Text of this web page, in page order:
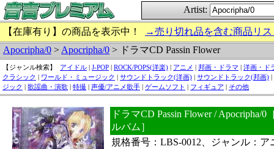
Artist:
【在庫有り】の商品を表示中！
→売り切れ品を含む商品リ
Apocripha/0 > Apocripha/0 > ドラマCD Passin Flower
【ジャンル検索】 アイドル | J-POP | ROCK/POPS(洋楽) | アニメ | 邦画・ドラマ | 洋画・ド
クラシック | ワールド・ミュージック | サウンドトラック(洋画) | サウンドトラック(邦画) |
ジック | 歌謡曲・演歌 | 特撮 | 声優/アニメ歌手 | ゲームソフト | フィギュア | その他
ドラマCD Passin Flower / Apocripha/
ルバム］
規格番号：LBS-0012、ジャンル：ア